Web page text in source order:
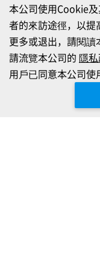
本公司使用Cookie
者的來訪途徑，以
更多或退出，請閱讀
請流覽本公司的 隱
用戶已同意本公司使